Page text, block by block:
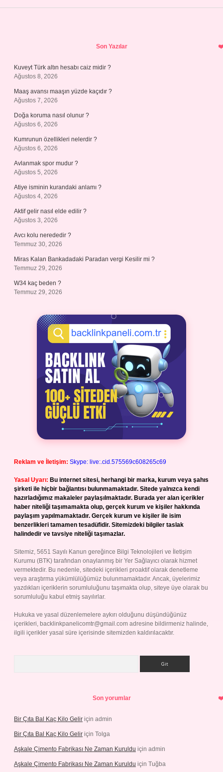
Son Yazılar
Kuveyt Türk altın hesabı caiz midir ?
Ağustos 8, 2026
Maaş avansı maaşın yüzde kaçıdır ?
Ağustos 7, 2026
Doğa koruma nasıl olunur ?
Ağustos 6, 2026
Kumrunun özellikleri nelerdir ?
Ağustos 6, 2026
Avlanmak spor mudur ?
Ağustos 5, 2026
Atiye isminin kurandaki anlamı ?
Ağustos 4, 2026
Aktif gelir nasıl elde edilir ?
Ağustos 3, 2026
Avcı kolu nerededir ?
Temmuz 30, 2026
Miras Kalan Bankadadaki Paradan vergi Kesilir mi ?
Temmuz 29, 2026
W34 kaç beden ?
Temmuz 29, 2026
Reklam ve İletişim: Skype: live:.cid.575569c608265c69
Yasal Uyarı: Bu internet sitesi, herhangi bir marka, kurum veya şahıs
şirketi ile hiçbir bağlantısı bulunmamaktadır. Sitede yalnızca kendi
hazırladığımız makaleler paylaşılmaktadır. Burada yer alan içerikler
haber niteliği taşımamakta olup, gerçek kurum ve kişiler hakkında
paylaşım yapılmamaktadır. Gerçek kurum ve kişiler ile isim
benzerlikleri tamamen tesadüfidir. Sitemizdeki bilgiler taslak
halindedir ve tavsiye niteliği taşımazlar.
Sitemiz, 5651 Sayılı Kanun gereğince Bilgi Teknolojileri ve İletişim
Kurumu (BTK) tarafından onaylanmış bir Yer Sağlayıcı olarak hizmet
vermektedir. Bu nedenle, sitedeki içerikleri proaktif olarak denetleme
veya araştırma yükümlülüğümüz bulunmamaktadır. Ancak, üyelerimiz
yazdıkları içeriklerin sorumluluğunu taşımakta olup, siteye üye olarak bu
sorumluluğu kabul etmiş sayılırlar.
Hukuka ve yasal düzenlemelere aykırı olduğunu düşündüğünüz
içerikleri, backlinkpanelicomtr@gmail.com adresine bildirmeniz halinde,
ilgili içerikler yasal süre içerisinde sitemizden kaldırılacaktır.
Son yorumlar
Bir Çıta Bal Kaç Kilo Gelir için admin
Bir Çıta Bal Kaç Kilo Gelir için Tolga
Aşkale Çimento Fabrikası Ne Zaman Kuruldu için admin
Aşkale Çimento Fabrikası Ne Zaman Kuruldu için Tuğba